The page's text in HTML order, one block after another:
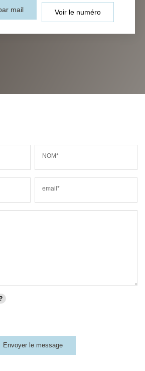
mail Voir le numéro
NOM*
email*
Envoyer le message